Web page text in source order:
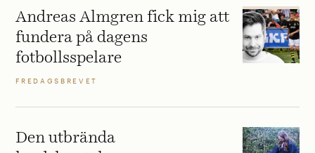
Andreas Almgren fick mig att
fundera på dagens
fotbollsspelare
FREDAGSBREVET
Den utbrända